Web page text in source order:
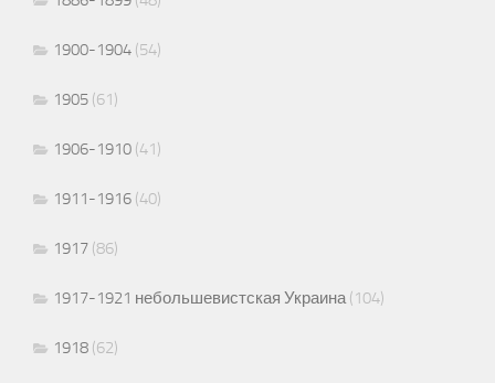
1900-1904 (54)
1905 (61)
1906-1910 (41)
1911-1916 (40)
1917 (86)
1917-1921 небольшевистская Украина(104)
1918 (62)